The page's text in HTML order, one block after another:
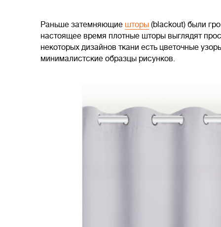
Раньше затемняющие шторы (blackout) были
настоящее время плотные шторы выглядят
некоторых дизайнов ткани есть цветочные
минималистские образцы рисунков.